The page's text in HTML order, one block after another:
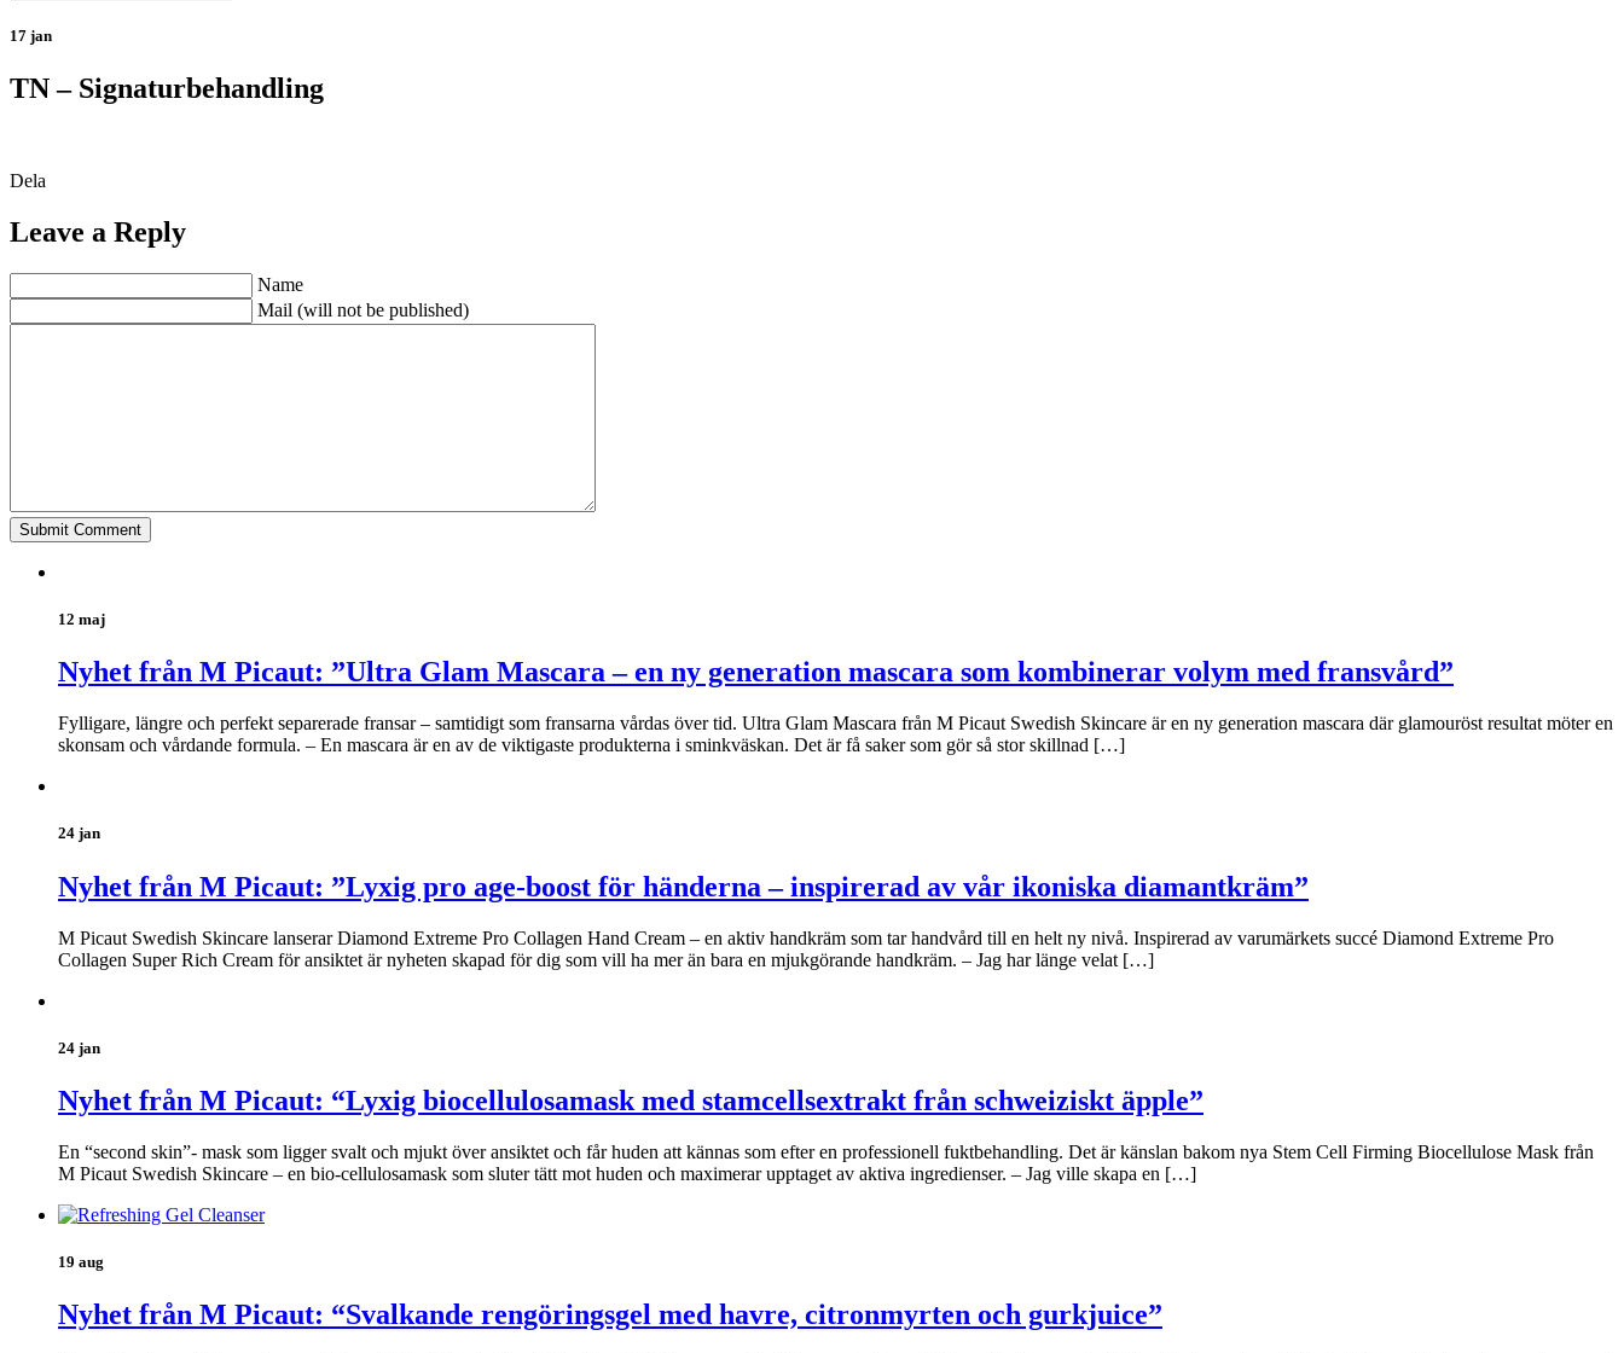
17 jan
TN – Signaturbehandling
Dela
Leave a Reply
Name
Mail (will not be published)
12 maj
Nyhet från M Picaut: ”Ultra Glam Mascara – en ny generation mascara som kombinerar volym med fransvård”
Fylligare, längre och perfekt separerade fransar – samtidigt som fransarna vårdas över tid. Ultra Glam Mascara från M Picaut Swedish Skincare är en ny generation mascara där glamouröst resultat möter en
skonsam och vårdande formula. – En mascara är en av de viktigaste produkterna i sminkväskan. Det är få saker som gör så stor skillnad […]
24 jan
Nyhet från M Picaut: ”Lyxig pro age-boost för händerna – inspirerad av vår ikoniska diamantkräm”
M Picaut Swedish Skincare lanserar Diamond Extreme Pro Collagen Hand Cream – en aktiv handkräm som tar handvård till en helt ny nivå. Inspirerad av varumärkets succé Diamond Extreme Pro
Collagen Super Rich Cream för ansiktet är nyheten skapad för dig som vill ha mer än bara en mjukgörande handkräm. – Jag har länge velat […]
24 jan
Nyhet från M Picaut: “Lyxig biocellulosamask med stamcellsextrakt från schweiziskt äpple”
En “second skin”- mask som ligger svalt och mjukt över ansiktet och får huden att kännas som efter en professionell fuktbehandling. Det är känslan bakom nya Stem Cell Firming Biocellulose Mask från
M Picaut Swedish Skincare – en bio-cellulosamask som sluter tätt mot huden och maximerar upptaget av aktiva ingredienser. – Jag ville skapa en […]
19 aug
Nyhet från M Picaut: “Svalkande rengöringsgel med havre, citronmyrten och gurkjuice”